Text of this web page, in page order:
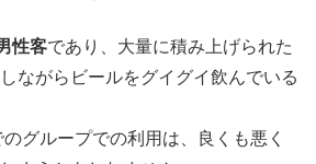
性客であり、大量に積み上げられた
ながらビールをグイグイ飲んでいる
グループでの利用は、良くも悪く